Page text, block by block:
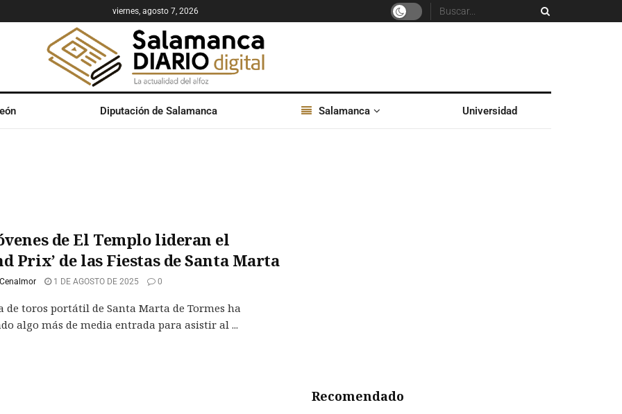
viernes, agosto 7, 2026
Diputación de Salamanca Salamanca Universidad
de El Templo lideran el
Prix’ de las Fiestas de Santa Marta
1 DE AGOSTO DE 2025 0
de toros portátil de Santa Marta de Tormes ha
algo más de media entrada para asistir al ...
Recomendado